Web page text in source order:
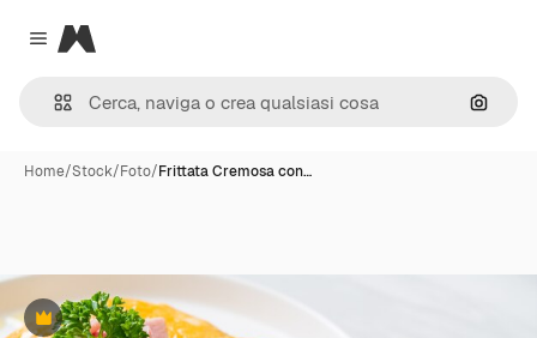
Close menu
Magnific
Cerca
Home/Stock/Foto/Frittata Cremosa con…
Premium